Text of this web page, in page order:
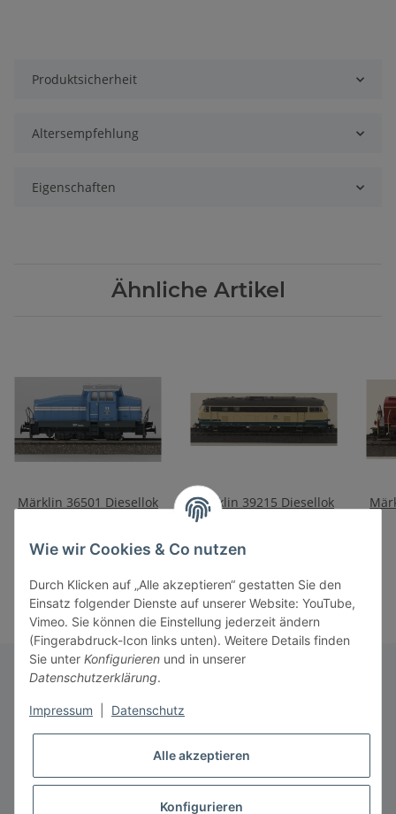
Produktsicherheit
Altersempfehlung
Eigenschaften
Ähnliche Artikel
Märklin 36501 Diesellok
90,00 €
Märklin 39215 Diesellok
Informationen
Gesetzliche Informationen
* Alle Preise inkl. gesetzlicher USt., zzgl.Versand
Wie wir Cookies & Co nutzen
Durch Klicken auf „Alle akzeptieren“ gestatten Sie den
Einsatz folgender Dienste auf unserer Website: YouTube,
Vimeo. Sie können die Einstellung jederzeit ändern
(Fingerabdruck-Icon links unten). Weitere Details finden
Sie unter Konfigurieren und in unserer
Datenschutzerklärung.
Impressum Datenschutz
Alle akzeptieren
Konfigurieren